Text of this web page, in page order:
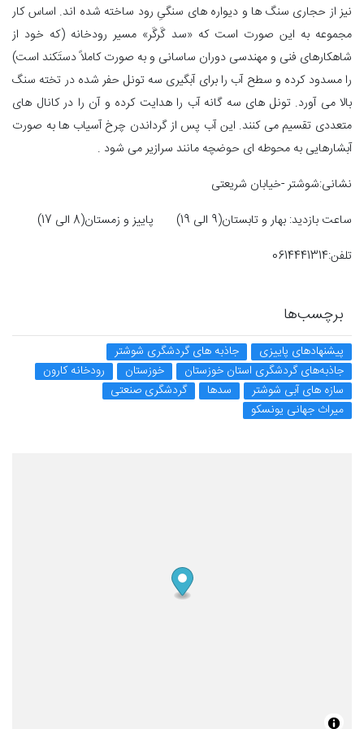
نیز از حجاری سنگ ها و دیواره های سنگیِ رود ساخته شده اند. اساس کار
مجموعه به این صورت است که «سد گَرگَر» مسیر رودخانه (که خود از
شاهکارهای فنی و مهندسی دوران ساسانی و به صورت کاملاً دستَکند است)
را مسدود کرده و سطح آب را برای آبگیری سه تونل حفر شده در تخته سنگ
بالا می آورد. تونل های سه گانه آب را هدایت کرده و آن را در کانال های
متعددی تقسیم می کنند. این آب پس از گرداندن چرخ آسیاب ها به صورت
آبشارهایی به محوطه ای حوضچه مانند سرازیر می شود .
نشانی:شوشتر -خیابان شریعتی
ساعت بازدید: بهار و تابستان(9 الی 19) پاییز و زمستان(8 الی 17)
تلفن:0614441314
برچسب‌ها
پیشنهادهای پاییزی
جاذبه های گردشگری شوشتر
جاذبه‌های گردشگری استان خوزستان
خوزستان
رودخانه کارون
سازه های آبی شوشتر
سدها
گردشگری صنعتی
میراث جهانی یونسکو